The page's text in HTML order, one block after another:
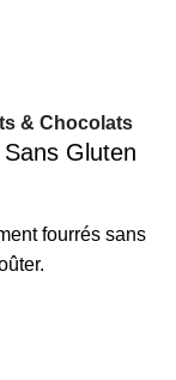
& Chocolats
Gluten
fourrés sans